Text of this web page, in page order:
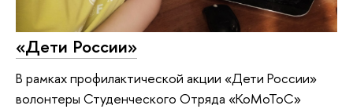
«Дети России»
В рамках профилактической акции «Дети России»
волонтеры Студенческого Отряда «КоМоТоС»